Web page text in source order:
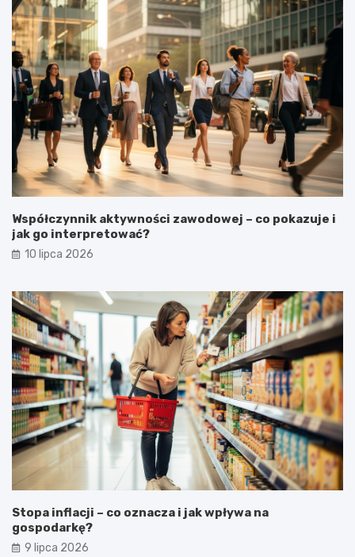
Współczynnik aktywności zawodowej – co pokazuje i
jak go interpretować?
10 lipca 2026
Stopa inflacji – co oznacza i jak wpływa na
gospodarkę?
9 lipca 2026